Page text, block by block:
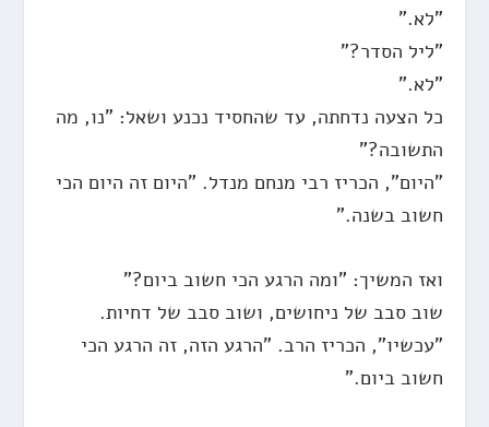
"לא."
"ליל הסדר?"
"לא."
כל הצעה נדחתה, עד שהחסיד נכנע ושאל: "נו, מה
התשובה?"
"היום", הכריז רבי מנחם מנדל. "היום זה היום הכי
חשוב בשנה."
ואז המשיך: "ומה הרגע הכי חשוב ביום?"
שוב סבב של ניחושים, ושוב סבב של דחיות.
"עכשיו", הכריז הרב. "הרגע הזה, זה הרגע הכי
חשוב ביום."